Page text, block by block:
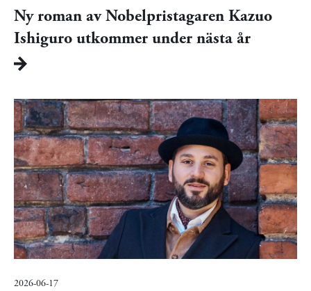
Ny roman av Nobelpristagaren Kazuo
Ishiguro utkommer under nästa år
2026-06-17